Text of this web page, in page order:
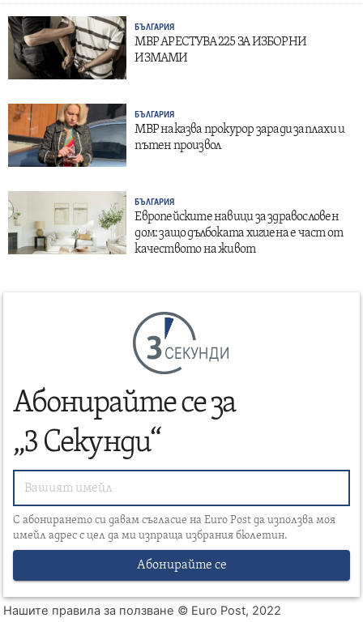
БЪЛГАРИЯ
МВР АРЕСТУВА 225 ЗА ИЗБОРНИ
ИЗМАМИ
БЪЛГАРИЯ
МВР наказва прокурор заради заплахи и
пътен произвол
БЪЛГАРИЯ
Европейските навици за здравословен
дом: защо дълбоката хигиена е част от
качеството на живот
СЕКУНДИ
Абонирайте се за
„3 Секунди“
С абонирането си давам съгласие на Euro Post да използва моя
имейл адрес с цел да ми изпраща избрания бюлетин.
Абонирайте се
Нашите правила за ползване © Euro Post, 2022